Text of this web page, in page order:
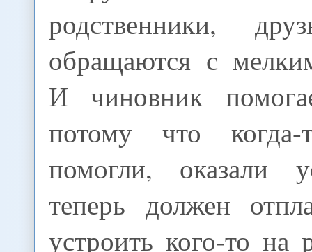
родственники,
обращаются с
И чиновник
потому что
помогли, оказали
теперь должен
устроить кого-то на